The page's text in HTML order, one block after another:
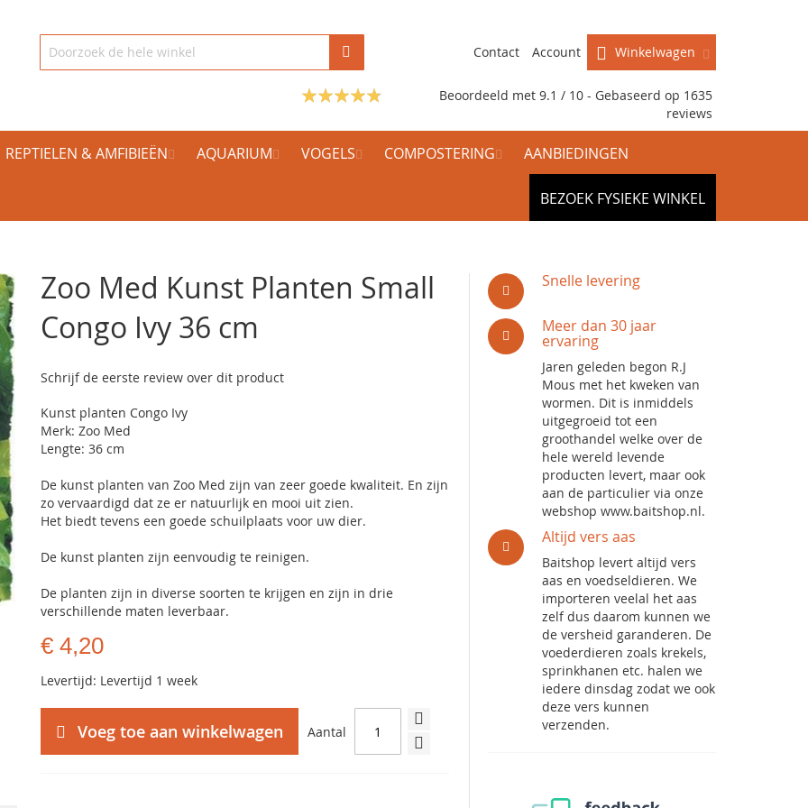
Winkelwagen
Contact Account
Beoordeeld met 9.1 / 10 - Gebaseerd op 1635
reviews
REPTIELEN & AMFIBIEËN AQUARIUM VOGELS COMPOSTERING AANBIEDINGEN
BEZOEK FYSIEKE WINKEL
Zoo Med Kunst Planten Small
Congo Ivy 36 cm
Schrijf de eerste review over dit product
Kunst planten Congo Ivy
Merk: Zoo Med
Lengte: 36 cm
De kunst planten van Zoo Med zijn van zeer goede kwaliteit. En zijn
zo vervaardigd dat ze er natuurlijk en mooi uit zien.
Het biedt tevens een goede schuilplaats voor uw dier.
De kunst planten zijn eenvoudig te reinigen.
De planten zijn in diverse soorten te krijgen en zijn in drie
verschillende maten leverbaar.
€ 4,20
Levertijd: Levertijd 1 week
Aantal
Voeg toe aan winkelwagen
Snelle levering
Meer dan 30 jaar
ervaring
Jaren geleden begon R.J
Mous met het kweken van
wormen. Dit is inmiddels
uitgegroeid tot een
groothandel welke over de
hele wereld levende
producten levert, maar ook
aan de particulier via onze
webshop www.baitshop.nl.
Altijd vers aas
Baitshop levert altijd vers
aas en voedseldieren. We
importeren veelal het aas
zelf dus daarom kunnen we
de versheid garanderen. De
voederdieren zoals krekels,
sprinkhanen etc. halen we
iedere dinsdag zodat we ook
deze vers kunnen
verzenden.